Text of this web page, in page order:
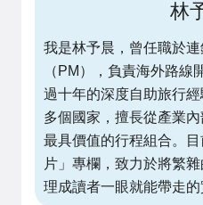
林
我是林予晨，曾任職於
（PM），負責海外路線
過十年的深度自助旅行
多個國家，擅長從產業
最具價值的行程組合。
片」專欄，致力於將繁
理成讀者一眼就能帶走的